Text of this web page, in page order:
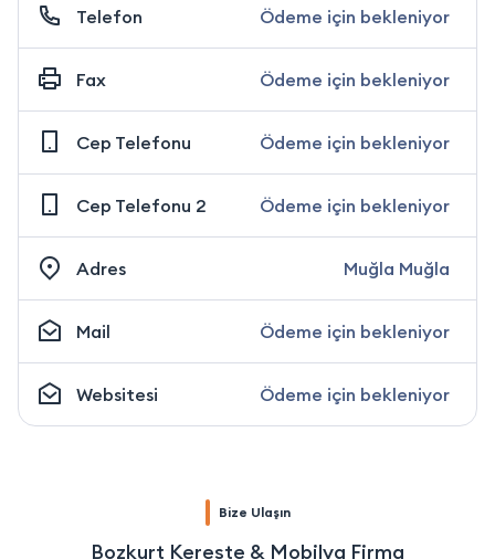
Telefon Ödeme için bekleniyor
Fax Ödeme için bekleniyor
Cep Telefonu Ödeme için bekleniyor
Cep Telefonu 2 Ödeme için bekleniyor
Adres Muğla Muğla
Mail Ödeme için bekleniyor
Websitesi Ödeme için bekleniyor
Bize Ulaşın
Bozkurt Kereste & Mobilya Firma